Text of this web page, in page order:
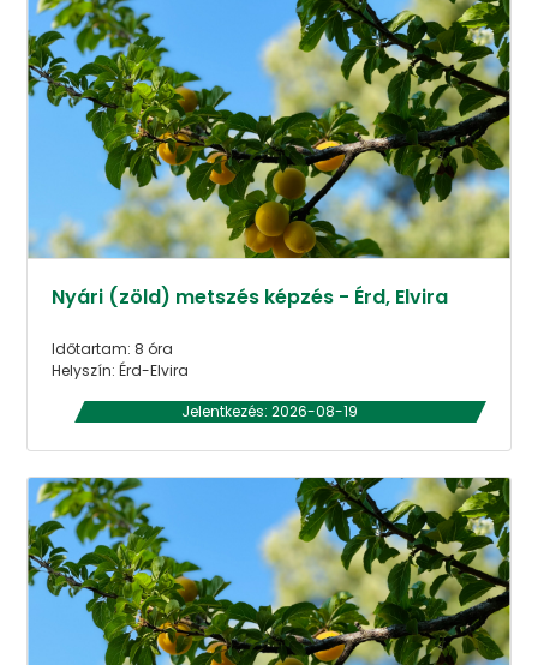
Nyári (zöld) metszés képzés - Érd, Elvira
Időtartam: 8 óra
Helyszín: Érd-Elvira
Jelentkezés: 2026-08-19